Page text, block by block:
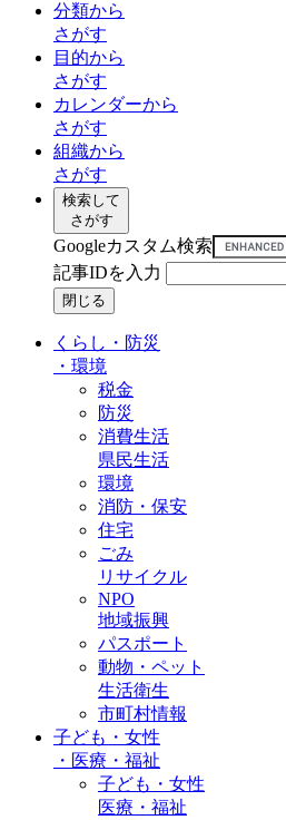
分類から
さがす
目的から
さがす
カレンダーから
さがす
組織から
さがす
検索して
さがす
Googleカスタム検索
記事IDを入力
閉じる
くらし・防災
・ 環境
税金
防災
消費生活
県民生活
環境
消防・保安
住宅
ごみ
リサイクル
NPO
地域振興
パスポート
動物・ペット
生活衛生
市町村情報
子ども・女性
・ 医療・福祉
子ども・女性
医療・福祉